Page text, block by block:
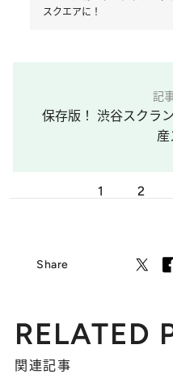
スクエアに！
記
保存版！ 渋谷スクラ
産
1 2
Share
RELATED
関連記事